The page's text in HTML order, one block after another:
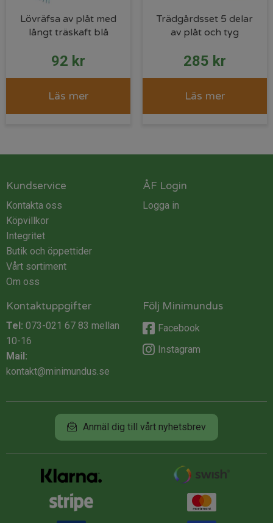
Lövräfsa av plåt med
långt träskaft blå
92 kr
Läs mer
Trädgårdsset 5 delar
av plåt och tyg
285 kr
Läs mer
Kundservice
Kontakta oss
Köpvillkor
Integritet
Butik och öppettider
Vårt sortiment
Om oss
ÅF Login
Logga in
Kontaktuppgifter
Tel: 073-021 67 83 mellan
10-16
Mail:
kontakt@minimundus.se
Följ Minimundus
Facebook
Instagram
Anmäl dig till vårt nyhetsbrev